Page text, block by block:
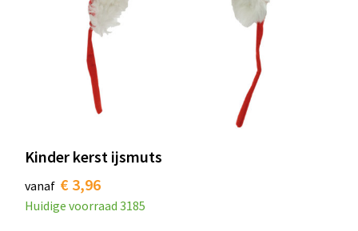
Kinder kerst ijsmuts
vanaf € 3,96
Huidige voorraad 3185